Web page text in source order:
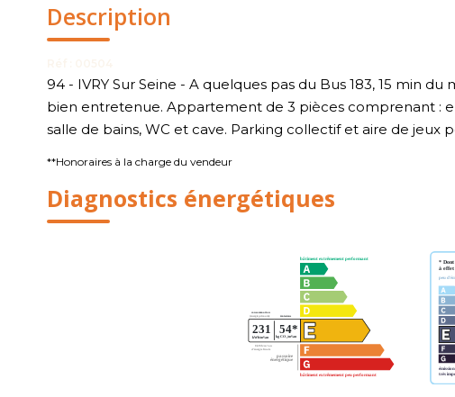
Description
94 - IVRY Sur Seine - A quelques pas du Bus 183, 15 min
bien entretenue. Appartement de 3 pièces comprenant :
salle de bains, WC et cave. Parking collectif et aire de jeux
**Honoraires à la charge du vendeur
Diagnostics énergétiques